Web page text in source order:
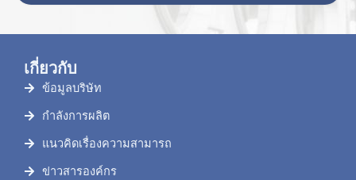
เกี่ยวกับ
ข้อมูลบริษัท
กำลังการผลิต
แนวคิดเรื่องความสามารถ
ข่าวสารองค์กร